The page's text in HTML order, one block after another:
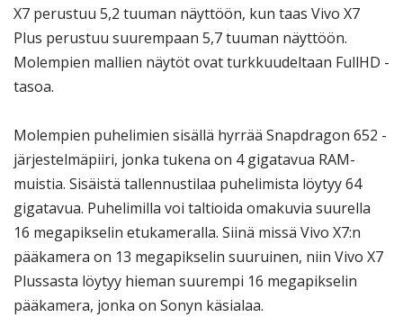
X7 perustuu 5,2 tuuman näyttöön, kun taas Vivo X7
Plus perustuu suurempaan 5,7 tuuman näyttöön.
Molempien mallien näytöt ovat turkkuudeltaan FullHD -
tasoa.
Molempien puhelimien sisällä hyrrää Snapdragon 652 -
järjestelmäpiiri, jonka tukena on 4 gigatavua RAM-
muistia. Sisäistä tallennustilaa puhelimista löytyy 64
gigatavua. Puhelimilla voi taltioida omakuvia suurella
16 megapikselin etukameralla. Siinä missä Vivo X7:n
pääkamera on 13 megapikselin suuruinen, niin Vivo X7
Plussasta löytyy hieman suurempi 16 megapikselin
pääkamera, jonka on Sonyn käsialaa.